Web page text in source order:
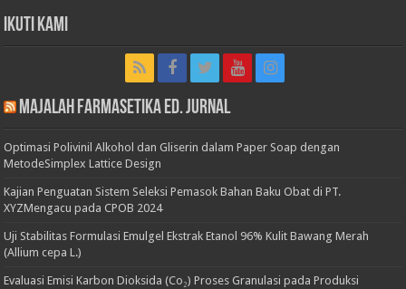
Ikuti Kami
Majalah Farmasetika Ed. Jurnal
Optimasi Polivinil Alkohol dan Gliserin dalam Paper Soap dengan
MetodeSimplex Lattice Design
Kajian Penguatan Sistem Seleksi Pemasok Bahan Baku Obat di PT.
XYZMengacu pada CPOB 2024
Uji Stabilitas Formulasi Emulgel Ekstrak Etanol 96% Kulit Bawang Merah
(Allium cepa L.)
Evaluasi Emisi Karbon Dioksida (Co₂) Proses Granulasi pada Produksi